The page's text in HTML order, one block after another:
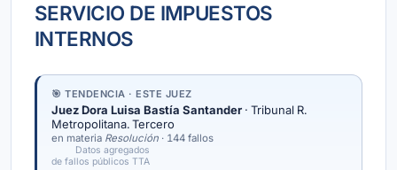
SERVICIO DE IMPUESTOS
INTERNOS
🎯 TENDENCIA · ESTE JUEZ
Juez Dora Luisa Bastía Santander · Tribunal R.
Metropolitana. Tercero
en materia Resolución · 144 fallos
Datos agregados
de fallos públicos TTA